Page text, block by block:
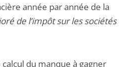
année par année de la
de l’impôt sur les sociétés
du manque à gagner